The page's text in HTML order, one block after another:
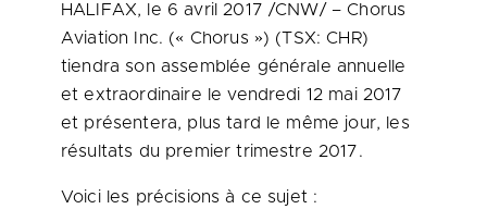
HALIFAX, le 6 avril 2017 /CNW/ – Chorus
Aviation Inc. (« Chorus ») (TSX: CHR)
tiendra son assemblée générale annuelle
et extraordinaire le vendredi 12 mai 2017
et présentera, plus tard le même jour, les
résultats du premier trimestre 2017.
Voici les précisions à ce sujet :